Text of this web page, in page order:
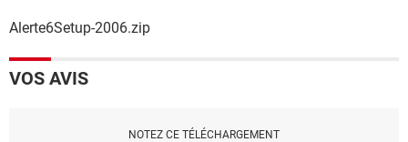
Alerte6Setup-2006.zip
VOS AVIS
NOTEZ CE TÉLÉCHARGEMENT